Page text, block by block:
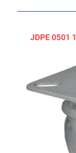
JDPE 0501